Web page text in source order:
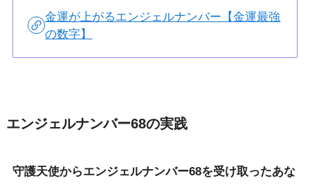
金運が上がるエンジェルナンバー【金運最強
の数字】
エンジェルナンバー68の実践
守護天使からエンジェルナンバー68を受け取ったあな